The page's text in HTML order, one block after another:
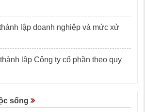
lập doanh nghiệp và mức xử
lập Công ty cổ phần theo quy
sống